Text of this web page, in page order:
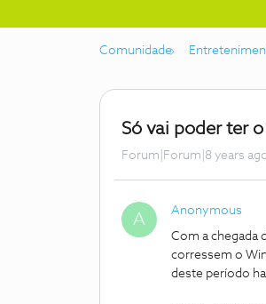
Comunidade
Só vai poder ter
Forum|Forum|8 years
A Anonymous
Com a chegada
corressem o
deste período